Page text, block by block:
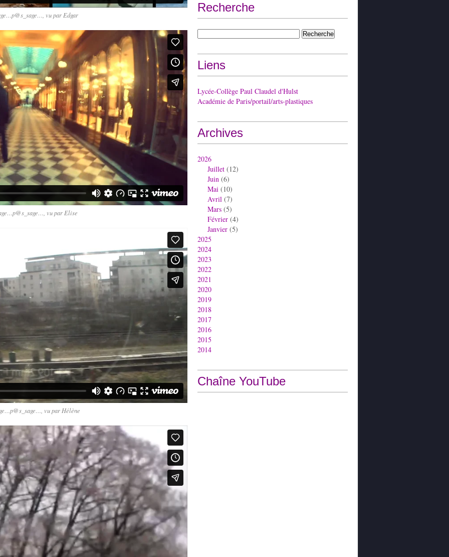
vu par Edgar
vu par Elise
vu par Hélène
Recherche
Liens
Lycée-Collège Paul Claudel d'Hulst
Académie de Paris/portail/arts-plastiques
Archives
2026
Juillet (12)
Juin (6)
Mai (10)
Avril (7)
Mars (5)
Février (4)
Janvier (5)
2025
2024
2023
2022
2021
2020
2019
2018
2017
2016
2015
2014
Chaîne YouTube